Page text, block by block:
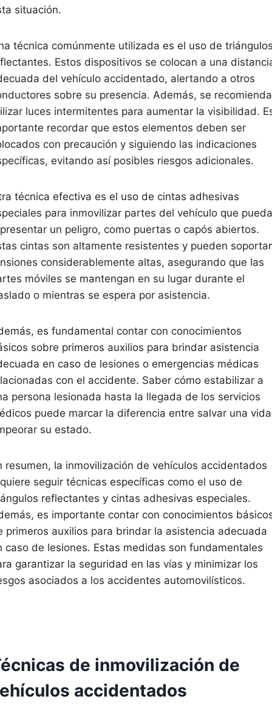
situación.
técnica comúnmente utilizada es el uso de
Estos dispositivos se colocan a una
del vehículo accidentado, alertando a otros
sobre su presencia. Además, se recomienda
luces intermitentes para aumentar la visibilidad.
recordar que estos elementos deben ser
con precaución y siguiendo las indicaciones
evitando así posibles riesgos adicionales.
técnica efectiva es el uso de cintas adhesivas
para inmovilizar partes del vehículo que
un peligro, como puertas o capós abiertos.
cintas son altamente resistentes y pueden soportar
considerablemente altas, asegurando que las
móviles se mantengan en su lugar durante el
o mientras se espera por asistencia.
es fundamental contar con conocimientos
sobre primeros auxilios para brindar asistencia
en caso de lesiones o emergencias médicas
con el accidente. Saber cómo estabilizar a
persona lesionada hasta la llegada de los servicios
puede marcar la diferencia entre salvar una
su estado.
resumen, la inmovilización de vehículos accidentados
seguir técnicas específicas como el uso de
reflectantes y cintas adhesivas especiales.
es importante contar con conocimientos
primeros auxilios para brindar la asistencia adecuada
caso de lesiones. Estas medidas son fundamentales
garantizar la seguridad en las vías y minimizar los
asociados a los accidentes automovilísticos.
de inmovilización de
accidentados